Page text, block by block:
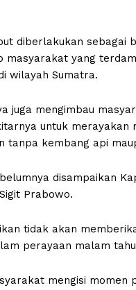
diberlakukan sebagai
masyarakat yang
wilayah Sumatra.
juga mengimbau
untuk merayakan
tanpa kembang api
disampaikan
Prabowo.
tidak akan
perayaan malam
mengisi momen